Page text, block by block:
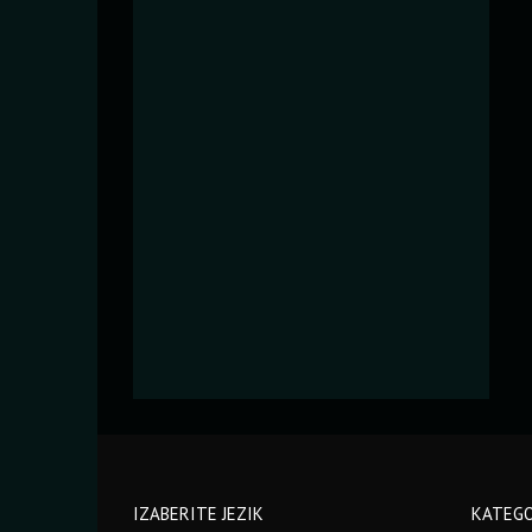
IZABERITE JEZIK